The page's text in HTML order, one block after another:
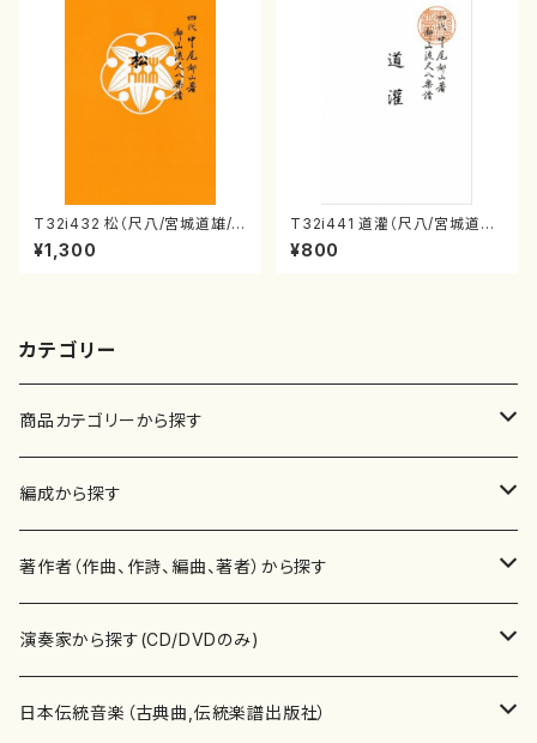
T32i432 松（尺八/宮城道雄/
楽譜）都山流公刊楽譜曲番:213
8
¥1,300
T32i441 道灌（尺八/宮城道雄/
楽譜）都山流公刊楽譜曲番:214
8
¥800
カテゴリー
商品カテゴリーから探す
楽譜
書籍
書籍
テキストブック
CD・DVD
チケット
編成から探す
邦楽器
箏・琴（ソロ）
箏・琴（合奏）
合唱
混声合唱
歌・声
著作者（作曲、作詩、編曲、著者）から探す
あ行
青木省三(アオキ ショウゾウ)
か行
演奏家から探す(CD/DVDのみ)
邦楽（箏、三味線、尺八等）演奏家
日本伝統音楽（古典曲,伝統楽譜出版社）